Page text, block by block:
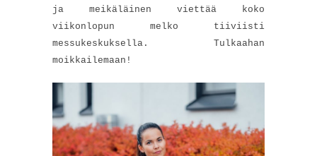
ja meikäläinen viettää koko
viikonlopun melko tiiviisti
messukeskuksella. Tulkaahan
moikkailemaan!